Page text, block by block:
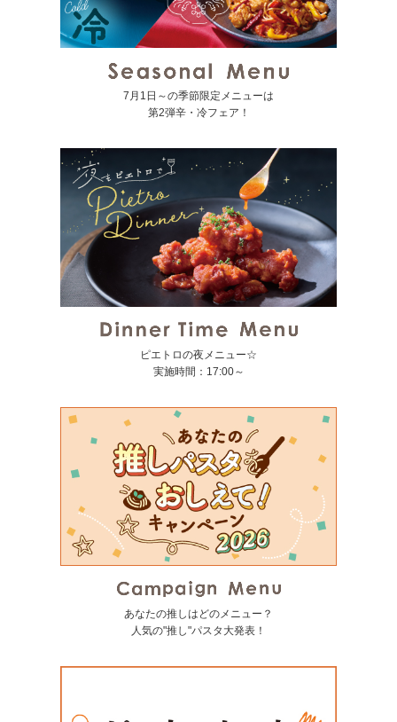
7月1日～の季節限定メニューは
第2弾辛・冷フェア！
ピエトロの夜メニュー☆
実施時間：17:00～
あなたの推しはどのメニュー？
人気の"推し"パスタ大発表！